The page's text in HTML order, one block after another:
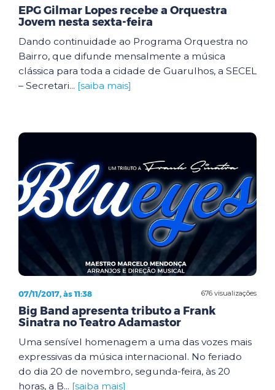
EPG Gilmar Lopes recebe a Orquestra
Jovem nesta sexta-feira
Dando continuidade ao Programa Orquestra no
Bairro, que difunde mensalmente a música
clássica para toda a cidade de Guarulhos, a SECEL
– Secretari... [saiba mais]
676 visualizações
07/11/2017, às 11:38
Big Band apresenta tributo a Frank
Sinatra no Teatro Adamastor
Uma sensível homenagem a uma das vozes mais
expressivas da música internacional. No feriado
do dia 20 de novembro, segunda-feira, às 20
horas, a B... [saiba mais]